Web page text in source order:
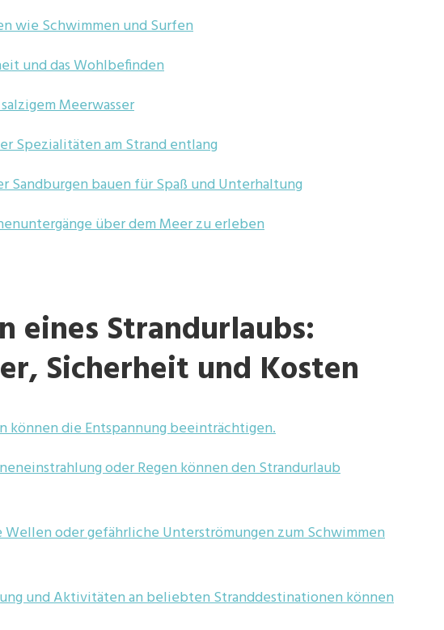
wie Schwimmen und Surfen
und das Wohlbefinden
Meerwasser
Spezialitäten am Strand entlang
bauen für Spaß und Unterhaltung
über dem Meer zu erleben
eines Strandurlaubs:
Sicherheit und Kosten
können die Entspannung beeinträchtigen.
oder Regen können den Strandurlaub
oder gefährliche Unterströmungen zum Schwimmen
und Aktivitäten an beliebten Stranddestinationen können